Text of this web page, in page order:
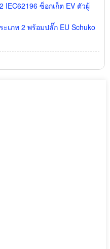
IEC62196 ซ็อกเก็ต EV ตัวผู้
เภท 2 พร้อมปลั๊ก EU Schuko